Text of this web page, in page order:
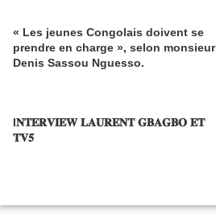
« Les jeunes Congolais doivent se
prendre en charge », selon monsieur
Denis Sassou Nguesso.
I𝐍𝐓𝐄𝐑𝐕𝐈𝐄𝐖 𝐋𝐀𝐔𝐑𝐄𝐍𝐓 𝐆𝐁𝐀𝐆𝐁𝐎 𝐄𝐓
𝐓𝐕𝟓